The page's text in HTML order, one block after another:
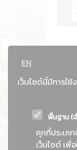
EN
เว็บไซต์นี้มีการใช้
พื้นฐาน (
คุกกี้ประเภ
เว็บไซต์ เพื่